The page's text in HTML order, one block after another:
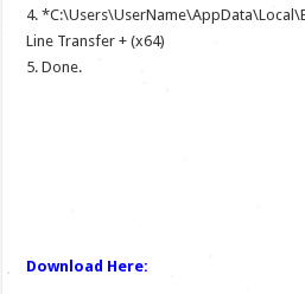
4.
Line Transfer + (x64)
5. Done.
Download Here: